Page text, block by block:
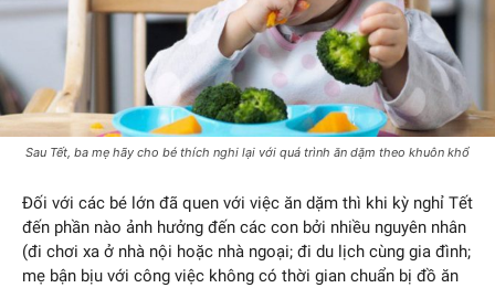
Sau Tết, ba mẹ hãy cho bé thích nghi lại với quá trình ăn dặm theo khuôn khổ
Đối với các bé lớn đã quen với việc ăn dặm thì khi kỳ nghỉ Tết
đến phần nào ảnh hưởng đến các con bởi nhiều nguyên nhân
(đi chơi xa ở nhà nội hoặc nhà ngoại; đi du lịch cùng gia đình;
mẹ bận bịu với công việc không có thời gian chuẩn bị đồ ăn